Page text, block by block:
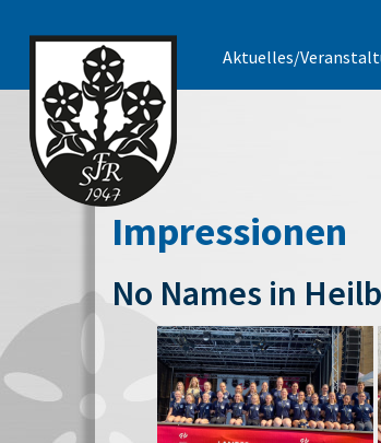
Aktuelles/
Impressionen
No Names in